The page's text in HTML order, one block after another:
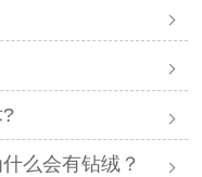
么会有钻绒？